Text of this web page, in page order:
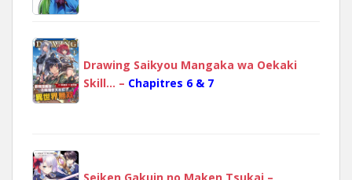
Drawing Saikyou Mangaka wa Oekaki
Skill… – Chapitres 6 & 7
Seiken Gakuin no Maken Tsukai –